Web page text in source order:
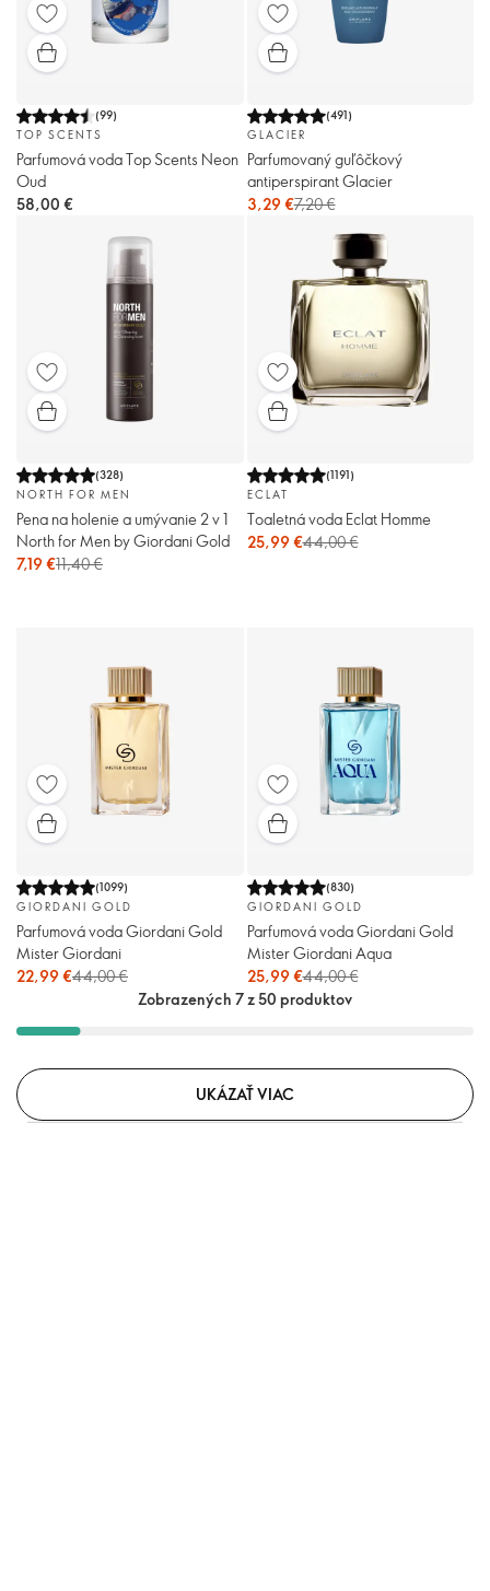
(99)
TOP SCENTS
Parfumová voda Top Scents Neon
Oud
58,00 €
(491)
GLACIER
Parfumovaný guľôčkový
antiperspirant Glacier
3,29 €7,20 €
(328)
NORTH FOR MEN
Pena na holenie a umývanie 2 v 1
North for Men by Giordani Gold
7,19 €11,40 €
(1191)
ECLAT
Toaletná voda Eclat Homme
25,99 €44,00 €
(1099)
GIORDANI GOLD
Parfumová voda Giordani Gold
Mister Giordani
22,99 €44,00 €
(830)
GIORDANI GOLD
Parfumová voda Giordani Gold
Mister Giordani Aqua
25,99 €44,00 €
Zobrazených 7 z 50 produktov
UKÁZAŤ VIAC